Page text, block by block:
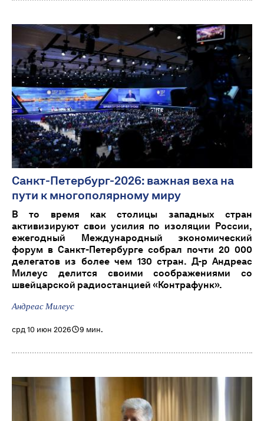
Санкт-Петербург-2026: важная веха на
пути к многополярному миру
В то время как столицы западных стран
активизируют свои усилия по изоляции России,
ежегодный Международный экономический
форум в Санкт-Петербурге собрал почти 20 000
делегатов из более чем 130 стран. Д-р Андреас
Милеус делится своими соображениями со
швейцарской радиостанцией «Контрафунк».
Андреас Милеус
срд 10 июн 2026 9 мин.